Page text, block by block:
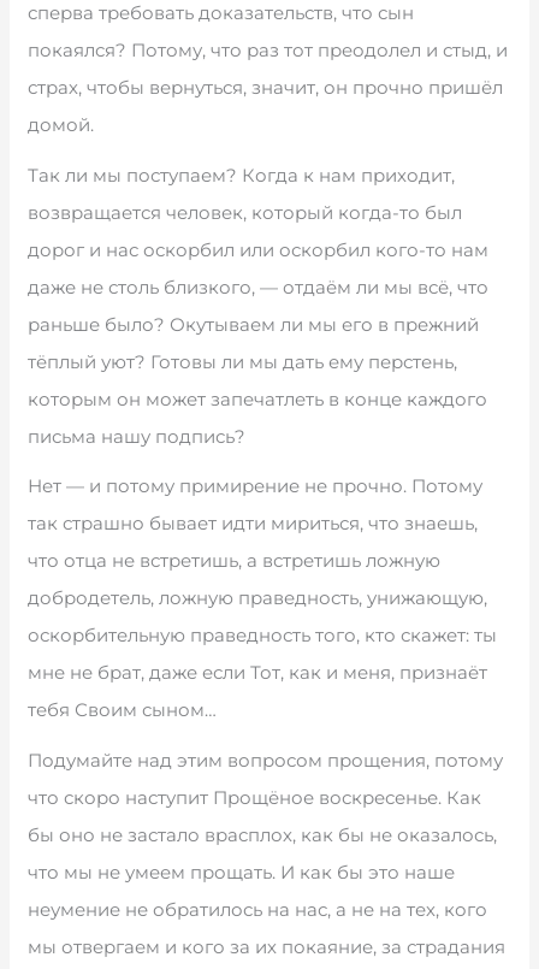
сперва требовать доказательств, что сын
покаялся? Потому, что раз тот преодолел и стыд, и
страх, чтобы вернуться, значит, он прочно пришёл
домой.
Так ли мы поступаем? Когда к нам приходит,
возвращается человек, который когда-то был
дорог и нас оскорбил или оскорбил кого-то нам
даже не столь близкого, — отдаём ли мы всё, что
раньше было? Окутываем ли мы его в прежний
тёплый уют? Готовы ли мы дать ему перстень,
которым он может запечатлеть в конце каждого
письма нашу подпись?
Нет — и потому примирение не прочно. Потому
так страшно бывает идти мириться, что знаешь,
что отца не встретишь, а встретишь ложную
добродетель, ложную праведность, унижающую,
оскорбительную праведность того, кто скажет: ты
мне не брат, даже если Тот, как и меня, признаёт
тебя Своим сыном…
Подумайте над этим вопросом прощения, потому
что скоро наступит Прощёное воскресенье. Как
бы оно не застало врасплох, как бы не оказалось,
что мы не умеем прощать. И как бы это наше
неумение не обратилось на нас, а не на тех, кого
мы отвергаем и кого за их покаяние, за страдания